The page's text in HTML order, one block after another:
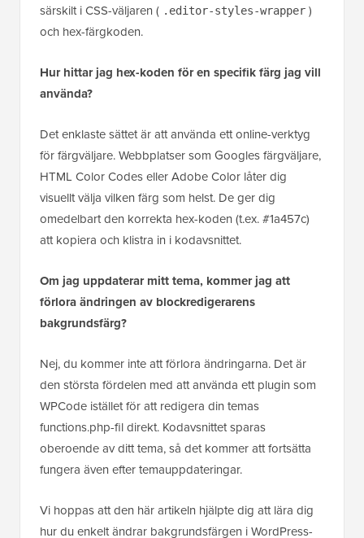
särskilt i CSS-väljaren ( .editor-styles-wrapper )
och hex-färgkoden.
Hur hittar jag hex-koden för en specifik färg jag vill
använda?
Det enklaste sättet är att använda ett online-verktyg
för färgväljare. Webbplatser som Googles färgväljare,
HTML Color Codes eller Adobe Color låter dig
visuellt välja vilken färg som helst. De ger dig
omedelbart den korrekta hex-koden (t.ex. #1a457c)
att kopiera och klistra in i kodavsnittet.
Om jag uppdaterar mitt tema, kommer jag att
förlora ändringen av blockredigerarens
bakgrundsfärg?
Nej, du kommer inte att förlora ändringarna. Det är
den största fördelen med att använda ett plugin som
WPCode istället för att redigera din temas
functions.php-fil direkt. Kodavsnittet sparas
oberoende av ditt tema, så det kommer att fortsätta
fungera även efter temauppdateringar.
Vi hoppas att den här artikeln hjälpte dig att lära dig
hur du enkelt ändrar bakgrundsfärgen i WordPress-